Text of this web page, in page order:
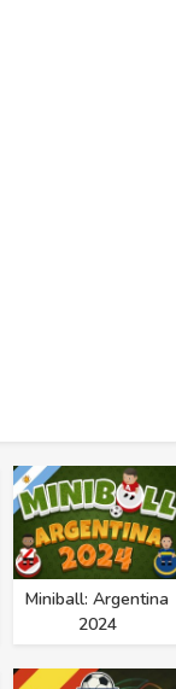
Miniball: Argentina
2024